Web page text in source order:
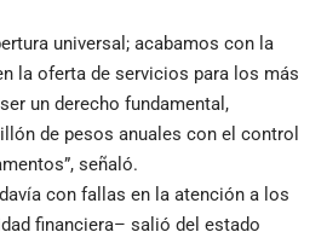
universal; acabamos con la
la oferta de servicios para los más
un derecho fundamental,
de pesos anuales con el control
señaló.
con fallas en la atención a los
financiera– salió del estado